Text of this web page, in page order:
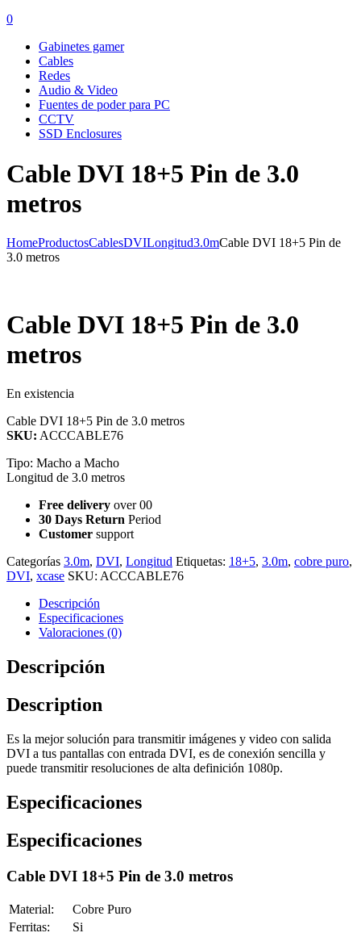
0
Gabinetes gamer
Cables
Redes
Audio & Video
Fuentes de poder para PC
CCTV
SSD Enclosures
Cable DVI 18+5 Pin de 3.0
metros
HomeProductosCablesDVILongitud3.0mCable DVI 18+5 Pin de
3.0 metros
Cable DVI 18+5 Pin de 3.0
metros
Availability:
En existencia
Cable DVI 18+5 Pin de 3.0 metros
SKU: ACCCABLE76
Tipo: Macho a Macho
Longitud de 3.0 metros
Free delivery over 00
30 Days Return Period
Customer support
Categorías 3.0m, DVI, Longitud Etiquetas: 18+5, 3.0m, cobre puro,
DVI, xcase SKU: ACCCABLE76
Descripción
Especificaciones
Valoraciones (0)
Descripción
Description
Es la mejor solución para transmitir imágenes y video con salida
DVI a tus pantallas con entrada DVI, es de conexión sencilla y
puede transmitir resoluciones de alta definición 1080p.
Especificaciones
Especificaciones
Cable DVI 18+5 Pin de 3.0 metros
Material:
Cobre Puro
Ferritas:
Si